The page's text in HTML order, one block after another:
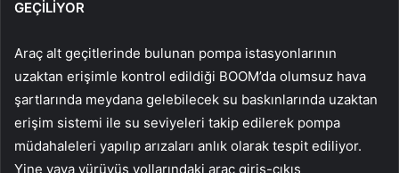
GEÇİLİYOR
Araç alt geçitlerinde bulunan pompa istasyonlarının
uzaktan erişimle kontrol edildiği BOOM’da olumsuz hava
şartlarında meydana gelebilecek su baskınlarında uzaktan
erişim sistemi ile su seviyeleri takip edilerek pompa
müdahaleleri yapılıp arızaları anlık olarak tespit ediliyor.
Yine yaya yürüyüş yollarındaki araç giriş-çıkış